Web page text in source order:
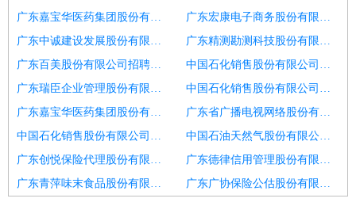
广东嘉宝华医药集团股份有限公司华业香庄分店招聘网络主播
广东宏康电子商务股份有限公司招聘抖音直播主播
广东中诚建设发展股份有限公司招聘主播
广东精测勘测科技股份有限公司济南分公司招聘带货主播
广东百美股份有限公司招聘服装主播
中国石化销售股份有限公司广东佛山高明潭边加油站招聘网络主播
广东瑞臣企业管理股份有限公司招聘主播
中国石化销售股份有限公司广东佛山顺德马岗加油站招聘主播
广东嘉宝华医药集团股份有限公司南屏分店招聘高薪诚聘优质才艺主播保底5
广东省广播电视网络股份有限公司揭阳揭东分公司招聘全网通缉吃鸡主播
中国石化销售股份有限公司广东江门开平马冈商店招聘娱乐主播
中国石油天然气股份有限公司广东广州花都前进加油站招聘娱乐主播
广东创悦保险代理股份有限公司东莞厚街营业部招聘抖音带货主播
广东德律信用管理股份有限公司上海分公司招聘直播带货主播
广东青萍味末食品股份有限公司招聘抖音主播
广东广协保险公估股份有限公司湖南分公司招聘家纺带货主播